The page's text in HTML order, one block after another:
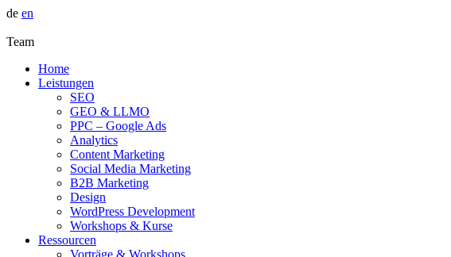
de en
Team
Home
Leistungen
SEO
GEO & LLMO
PPC – Google Ads
Analytics
Content Marketing
Social Media Marketing
B2B Marketing
Design
WordPress Development
Workshops & Kurse
Ressourcen
Vorträge & Workshops